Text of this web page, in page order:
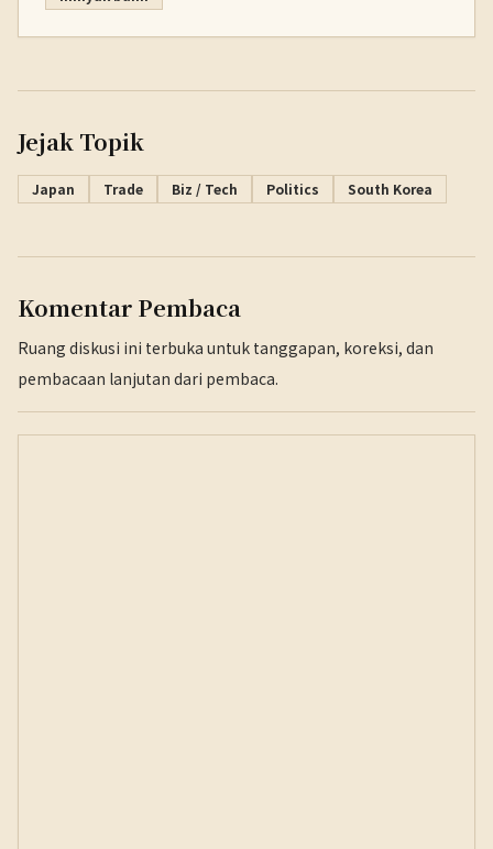
Jejak Topik
Japan Trade Biz / Tech Politics South Korea
Komentar Pembaca
Ruang diskusi ini terbuka untuk tanggapan, koreksi, dan
pembacaan lanjutan dari pembaca.